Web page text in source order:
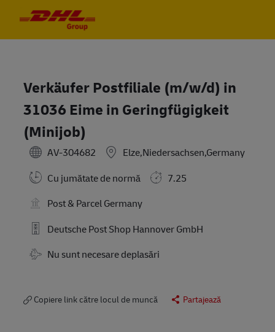
Verkäufer Postfiliale (m/w/d) in
31036 Eime in Geringfügigkeit
(Minijob)
AV-304682
Elze,Niedersachsen,Germany
Cu jumătate de normă
7.25
Post & Parcel Germany
Deutsche Post Shop Hannover GmbH
Travel Required
Nu sunt necesare deplasări
Copiere link către locul de muncă Partajează